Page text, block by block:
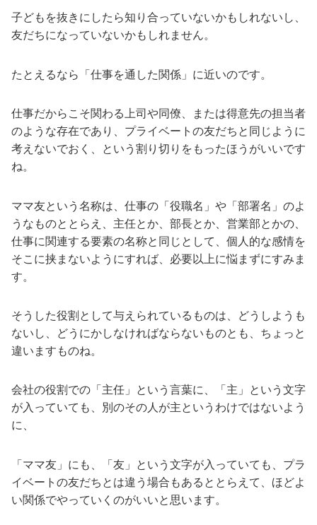
子どもを抜きにしたら知り合っていないかもしれないし、
友だちになっていないかもしれません。
たとえるなら「仕事を通した関係」に近いのです。
仕事だからこそ関わる上司や同僚、または得意先の担当者
のような存在であり、プライベートの友だちと同じように
考えないでおく、という割り切りをもったほうがいいです
ね。
ママ友という名称は、仕事の「役職名」や「部署名」のよ
うなものととらえ、主任とか、部長とか、営業部とかの、
仕事に関連する要素の名称と同じとして、個人的な感情を
そこに挟まないようにすれば、必要以上に悩まずにすみま
す。
そうした役割として与えられているものは、どうしようも
ないし、どうにかしなければならないものとも、ちょっと
違いますものね。
会社の役割での「主任」という言葉に、「主」という文字
が入っていても、別のその人が主というわけではないよう
に、
「ママ友」にも、「友」という文字が入っていても、プラ
イベートの友だちとは違う場合もあるととらえて、ほどよ
い関係でやっていくのがいいと思います。